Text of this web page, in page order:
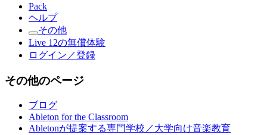
Pack
ヘルプ
その他
Live 12の無償体験
ログイン／登録
その他のページ
ブログ
Ableton for the Classroom
Abletonが提案する専門学校／大学向け音楽教育